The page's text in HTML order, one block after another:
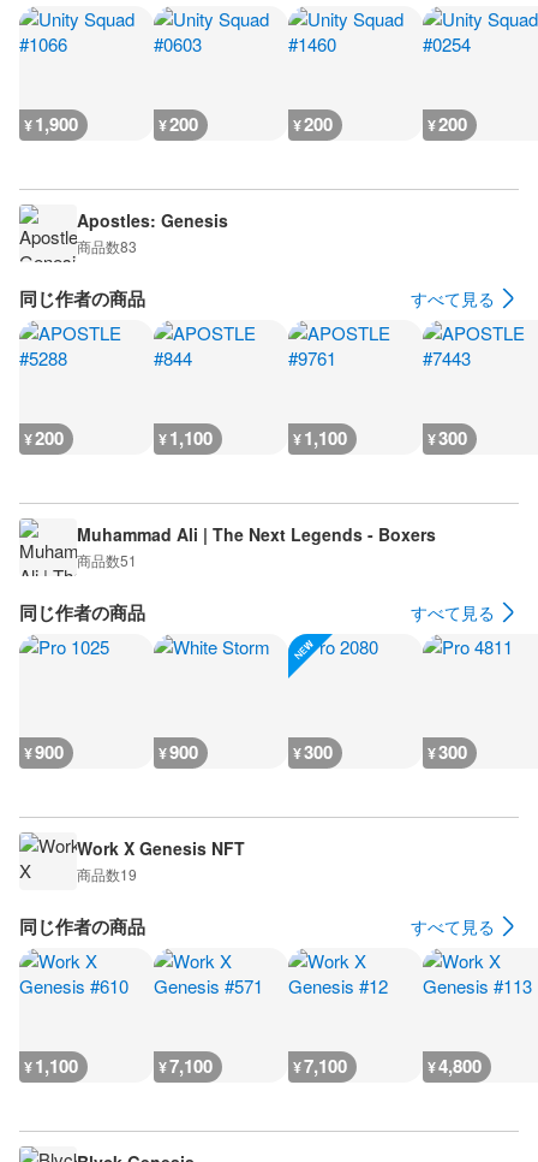
¥1,900 ¥200 ¥200 ¥200
Apostles: Genesis
商品数83
同じ作者の商品 すべて見る
¥200 ¥1,100 ¥1,100 ¥300
Muhammad Ali | The Next Legends - Boxers
商品数51
同じ作者の商品 すべて見る
¥900 ¥900 ¥300 ¥300
Work X Genesis NFT
商品数19
同じ作者の商品 すべて見る
¥1,100 ¥7,100 ¥7,100 ¥4,800